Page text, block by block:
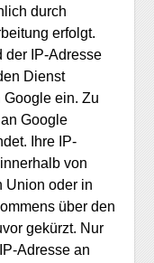
durch
erfolgt.
der IP-Adresse
Dienst
ein. Zu
Google
Ihre IP-
von
Union oder in
über den
gekürzt. Nur
Adresse an